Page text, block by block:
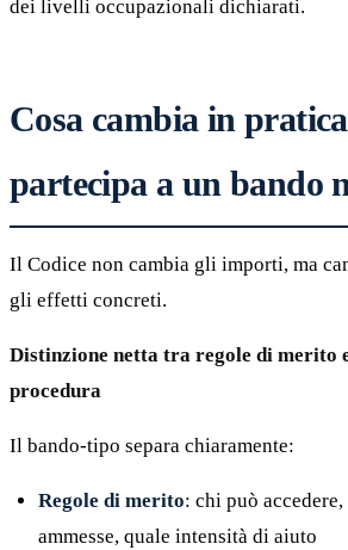
dei livelli occupazionali dichiarati.
Cosa cambia in
partecipa a un bando
Il Codice non cambia gli importi, ma
gli effetti concreti.
Distinzione netta tra regole di merito
procedura
Il bando-tipo separa chiaramente:
Regole di merito: chi può
ammesse, quale intensità di aiuto